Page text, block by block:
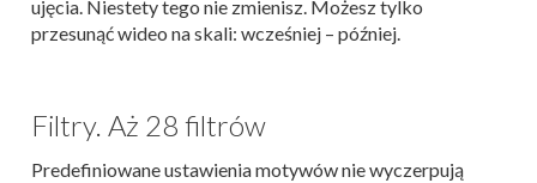
ujęcia. Niestety tego nie zmienisz. Możesz tylko
przesunąć wideo na skali: wcześniej – później.
Filtry. Aż 28 filtrów
Predefiniowane ustawienia motywów nie wyczerpują